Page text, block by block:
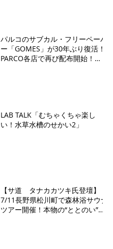
パルコのサブカル・フリーペーパ
ー「GOMES」が30年ぶり復活！
PARCO各店で再び配布開始！​
LAB TALK「むちゃくちゃ楽し
い！水草水槽のせかい2」
【サ道 タナカカツキ氏登壇】
7/11長野県松川町で森林浴サウナ
ツアー開催！本物の“ととのい”を